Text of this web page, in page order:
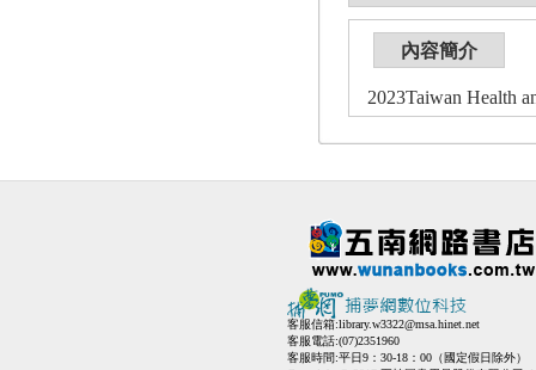
內容簡介
2023Taiwan Health
客服信箱:library.w3322@msa.hinet.net
客服電話:(07)2351960
客服時間:平日9：30-18：00（國定假日除外）